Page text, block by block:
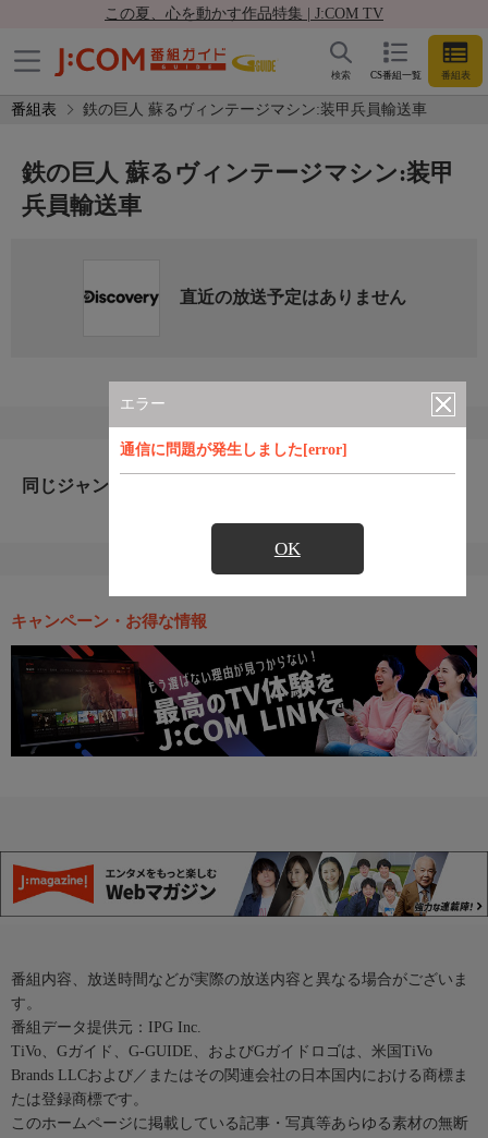
この夏、心を動かす作品特集 | J:COM TV
CS番組一覧 番組表
検索
番組表 鉄の巨人 蘇るヴィンテージマシン:装甲兵員輸送車
エラー
通信に問題が発生しました[error]
OK
鉄の巨人 蘇るヴィンテージマシン:装甲
兵員輸送車
直近の放送予定はありません
同じジャンルのおすすめ番組
キャンペーン・お得な情報
番組内容、放送時間などが実際の放送内容と異なる場合がございま
す。
番組データ提供元：IPG Inc.
TiVo、Gガイド、G-GUIDE、およびGガイドロゴは、米国TiVo
Brands LLCおよび／またはその関連会社の日本国内における商標ま
たは登録商標です。
このホームページに掲載している記事・写真等あらゆる素材の無断